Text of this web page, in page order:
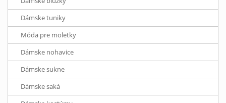
Dámske tuniky
Móda pre moletky
Dámske nohavice
Dámske sukne
Dámske saká